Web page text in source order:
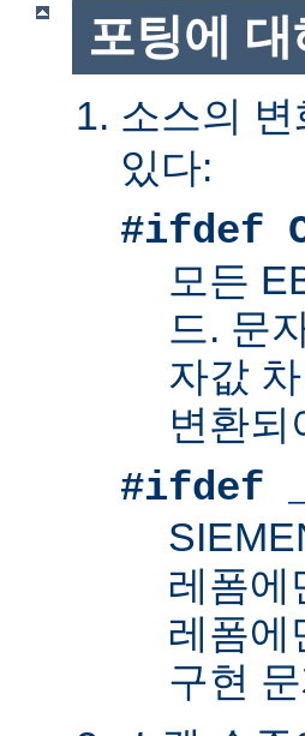
포팅에 대
소스의
있다:
#ifdef
모든
드. 문
자값
변환
#ifdef
레폼에
레폼에
구현